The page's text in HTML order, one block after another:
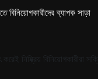
বিনিয়োগকারীদের ব্যাপক সাড়া